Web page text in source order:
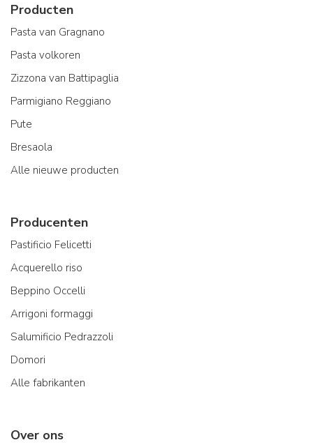
Producten
Pasta van Gragnano
Pasta volkoren
Zizzona van Battipaglia
Parmigiano Reggiano
Pute
Bresaola
Alle nieuwe producten
Producenten
Pastificio Felicetti
Acquerello riso
Beppino Occelli
Arrigoni formaggi
Salumificio Pedrazzoli
Domori
Alle fabrikanten
Over ons